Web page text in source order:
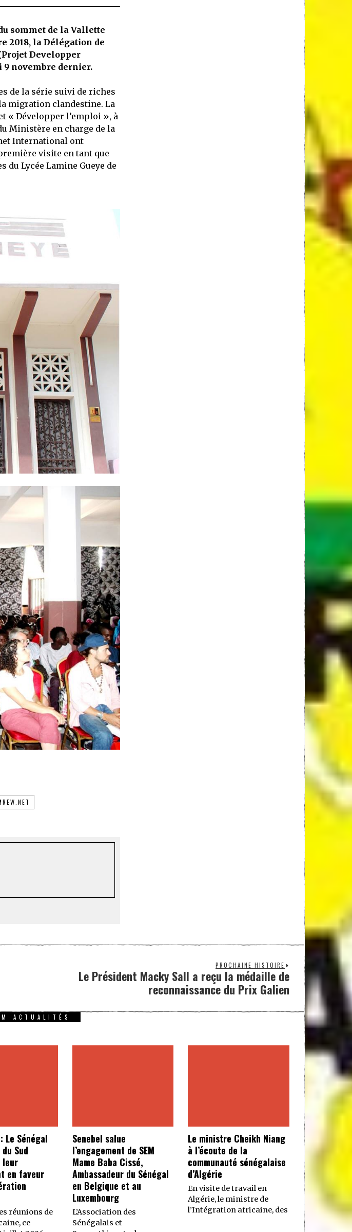
sommet de la Vallette
2018, la Délégation de
Developper
9 novembre dernier.
de la série suivi de riches
migration clandestine. La
« Développer l’emploi », à
Ministère en charge de la
International ont
visite en tant que
du Lycée Lamine Gueye de
PROCHAINE HISTOIRE
Le Président Macky Sall a reçu la médaille de
reconnaissance du Prix Galien
ACTUALITÉS
Le Sénégal
Sud
leur
en faveur
réunions de
ce
Senebel salue
l’engagement de SEM
Mame Baba Cissé,
Ambassadeur du Sénégal
en Belgique et au
Luxembourg
L’Association des
Sénégalais et
Le ministre Cheikh Niang
à l’écoute de la
communauté sénégalaise
d’Algérie
En visite de travail en
Algérie, le ministre de
l’Intégration africaine, des